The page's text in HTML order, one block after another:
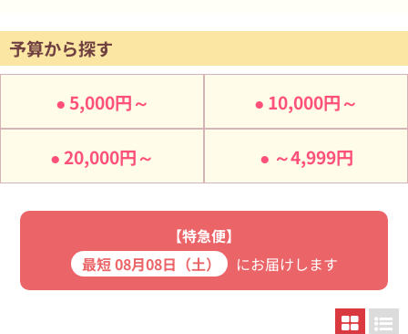
予算から探す
5,000円～ 10,000円～
20,000円～ ～4,999円
【特急便】
最短 08月08日（土）
にお届けします